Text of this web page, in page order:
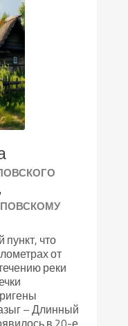
,
что
от
реки
– Длинный